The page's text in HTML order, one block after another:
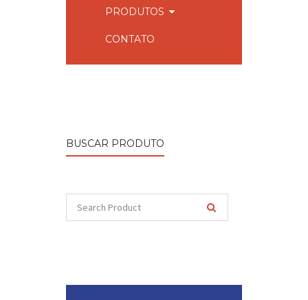
PRODUTOS
CONTATO
BUSCAR PRODUTO